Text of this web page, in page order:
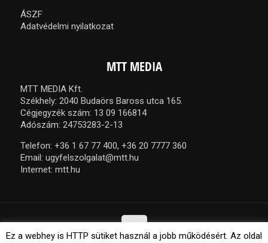
ÁSZF
Adatvédelmi nyilatkozat
MTT MEDIA
MTT MEDIA Kft.
Székhely: 2040 Budaörs Baross utca 165.
Cégjegyzék szám: 13 09 166814
Adószám: 24753283-2-13
Telefon: +36 1 67 77 400, +36 20 7777 360
Email: ugyfelszolgalat@mtt.hu
Internet: mtt.hu
Ez a webhey is HTTP sütiket használ a jobb működésért. Az oldal